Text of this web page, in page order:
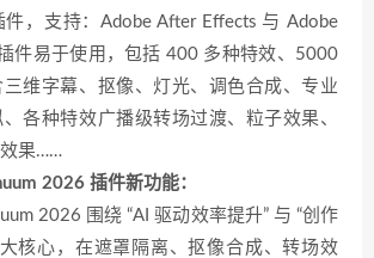
，支持：Adobe After Effects 与 Adobe
件易于使用，包括 400 多种特效、5000
维字幕、抠像、灯光、调色合成、专业
各种特效广播级转场过渡、粒子效果、
效果……
2026 插件新功能：
2026 围绕 “AI 驱动效率提升” 与 “创作
核心，在遮罩隔离、抠像合成、转场效